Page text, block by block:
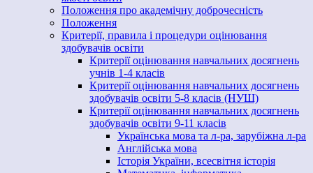
Положення про академічну доброчесність
Положення
Критерії, правила і процедури оцінювання
здобувачів освіти
Критерії оцінювання навчальних досягнень
учнів 1-4 класів
Критерії оцінювання навчальних досягнень
здобувачів освіти 5-8 класів (НУШ)
Критерії оцінювання навчальних досягнень
здобувачів освіти 9-11 класів
Українська мова та л-ра, зарубіжна л-ра
Англійська мова
Історія України, всесвітня історія